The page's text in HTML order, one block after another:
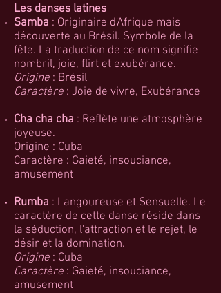
Les danses latines
Samba : Originaire d'Afrique mais
découverte au Brésil. Symbole de la
fête. La traduction de ce nom signifie
nombril, joie, flirt et exubérance.
Origine : Brésil
Caractère : Joie de vivre, Exubérance
Cha cha cha : Reflète une atmosphère
joyeuse.
Origine : Cuba
Caractère : Gaieté, insouciance,
amusement
Rumba : Langoureuse et Sensuelle. Le
caractère de cette danse réside dans
la séduction, l'attraction et le rejet, le
désir et la domination.
Origine : Cuba
Caractère : Gaieté, insouciance,
amusement